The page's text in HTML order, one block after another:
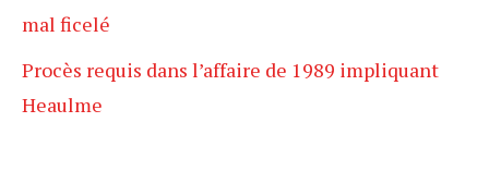
mal ficelé
Procès requis dans l’affaire de 1989 impliquant
Heaulme